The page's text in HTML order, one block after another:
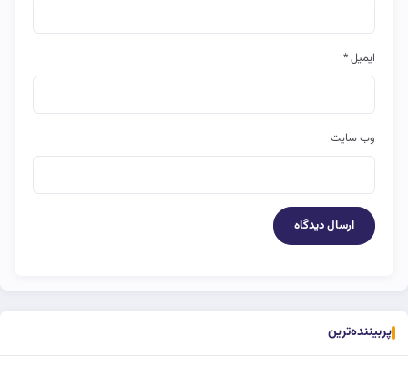
ایمیل*
وب‌ سایت
پربیننده‌ترین